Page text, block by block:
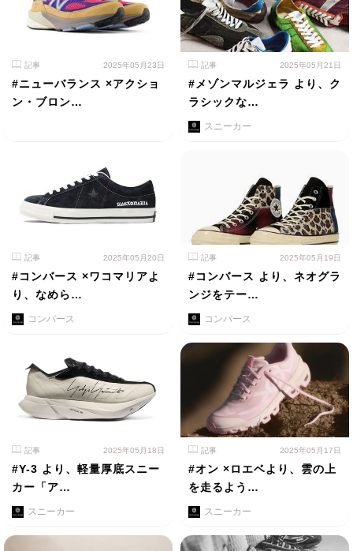
記事 2025年05月23日
#ニューバランス ×アクショ
ン・ブロン…
記事 2025年05月21日
#メゾンマルジェラ より、ク
ラシックな…
スニーカー
記事 2025年05月20日
#コンバース ×ワコマリアよ
り、なめら…
コンバース
記事 2025年05月19日
#コンバース より、ネオグラ
ンジをテー…
コンバース
記事 2025年05月18日
#Y-3 より、軽量厚底スニー
カー「ア…
スニーカー
記事 2025年05月17日
#オン ×ロエベより、雲の上
を走るよう…
スニーカー